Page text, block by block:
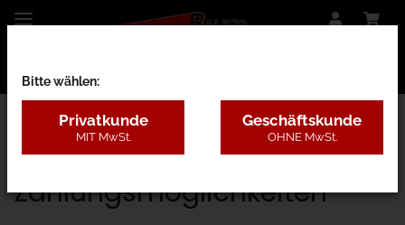
Startseite
Zahlungsmöglichkeiten
Bitte wählen:
Privatkunde
MIT MwSt.
Geschäftskunde
OHNE MwSt.